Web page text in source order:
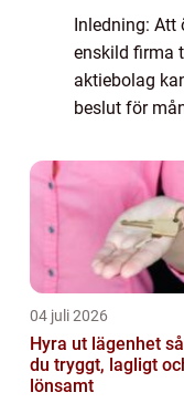
Inledning:
enskild firma
aktiebolag
beslut för
översikt över
04 juli 2026
Hyra ut lägenhet så gör
du tryggt, lagligt
lönsamt